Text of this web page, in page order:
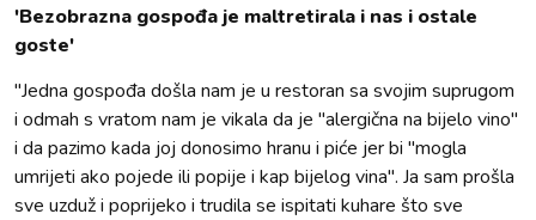
'Bezobrazna gospođa je maltretirala i nas i ostale
goste'
"Jedna gospođa došla nam je u restoran sa svojim suprugom
i odmah s vratom nam je vikala da je "alergična na bijelo vino"
i da pazimo kada joj donosimo hranu i piće jer bi "mogla
umrijeti ako pojede ili popije i kap bijelog vina". Ja sam prošla
sve uzduž i poprijeko i trudila se ispitati kuhare što sve